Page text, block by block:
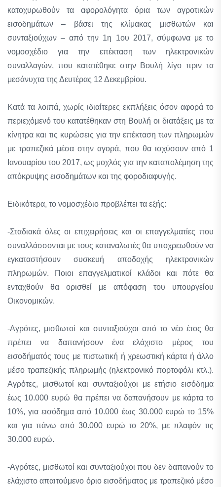
κατοχυρωθούν τα αφορολόγητα όρια των αγροτικών
εισοδημάτων – βάσει της κλίμακας μισθωτών και
συνταξιούχων – από την 1η 1ου 2017, σύμφωνα με το
νομοσχέδιο για την επέκταση των ηλεκτρονικών
συναλλαγών, που κατατέθηκε στην Βουλή λίγο πριν τα
μεσάνυχτα της Δευτέρας 12 Δεκεμβρίου.
Κατά τα λοιπά, χωρίς ιδιαίτερες εκπλήξεις όσον αφορά το
περιεχόμενό του κατατέθηκαν στη Βουλή οι διατάξεις με τα
κίνητρα και τις κυρώσεις για την επέκταση των πληρωμών
με τραπεζικά μέσα στην αγορά, που θα ισχύσουν από 1
Ιανουαρίου του 2017, ως μοχλός για την καταπολέμηση της
απόκρυψης εισοδημάτων και της φοροδιαφυγής.
Ειδικότερα, το νομοσχέδιο προβλέπει τα εξής:
-Σταδιακά όλες οι επιχειρήσεις και οι επαγγελματίες που
συναλλάσσονται με τους καταναλωτές θα υποχρεωθούν να
εγκαταστήσουν συσκευή αποδοχής ηλεκτρονικών
πληρωμών. Ποιοι επαγγελματικοί κλάδοι και πότε θα
ενταχθούν θα ορισθεί με απόφαση του υπουργείου
Οικονομικών.
-Αγρότες, μισθωτοί και συνταξιούχοι από το νέο έτος θα
πρέπει να δαπανήσουν ένα ελάχιστο μέρος του
εισοδήματός τους με πιστωτική ή χρεωστική κάρτα ή άλλο
μέσο τραπεζικής πληρωμής (ηλεκτρονικό πορτοφόλι κτλ.).
Αγρότες, μισθωτοί και συνταξιούχοι με ετήσιο εισόδημα
έως 10.000 ευρώ θα πρέπει να δαπανήσουν με κάρτα το
10%, για εισόδημα από 10.000 έως 30.000 ευρώ το 15%
και για πάνω από 30.000 ευρώ το 20%, με πλαφόν τις
30.000 ευρώ.
-Αγρότες, μισθωτοί και συνταξιούχοι που δεν δαπανούν το
ελάχιστο απαιτούμενο όριο εισοδήματος με τραπεζικό μέσο